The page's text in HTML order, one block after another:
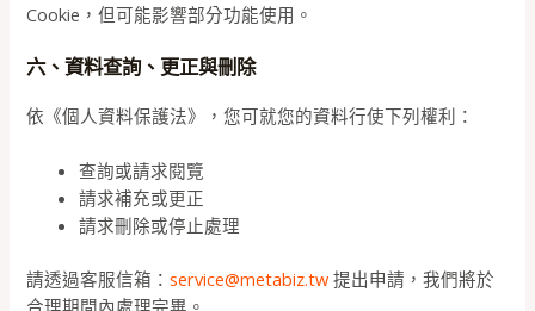
Cookie，但可能影響部分功能使用。
六、資料查詢、更正與刪除
依《個人資料保護法》，您可就您的資料行使下列權利：
查詢或請求閱覽
請求補充或更正
請求刪除或停止處理
請透過客服信箱：service@metabiz.tw 提出申請，我們將於